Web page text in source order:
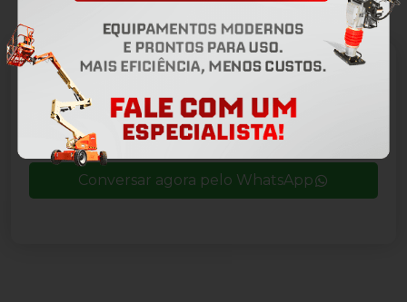
ALISADORA DE PISO
Conversar agora pelo WhatsApp